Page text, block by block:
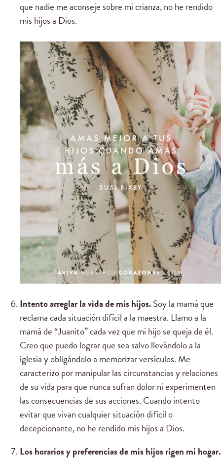
que nadie me aconseje sobre mi crianza, no he rendido
mis hijos a Dios.
Intento arreglar la vida de mis hijos.Soy la mamá que
reclama cada situación difícil a la maestra. Llamo a la
mamá de “Juanito” cada vez que mi hijo se queja de él.
Creo que puedo lograr que sea salvo llevándolo a la
iglesia y obligándolo a memorizar versículos. Me
caracterizo por manipular las circunstancias y relaciones
de su vida para que nunca sufran dolor ni experimenten
las consecuencias de sus acciones. Cuando intento
evitar que vivan cualquier situación difícil o
decepcionante, no he rendido mis hijos a Dios.
Los horarios y preferencias de mis hijos rigen mi hogar.